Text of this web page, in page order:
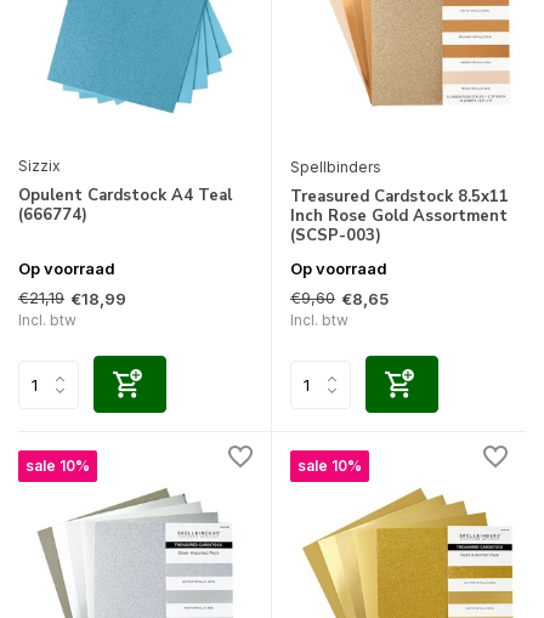
Sizzix
Opulent Cardstock A4 Teal
(666774)
Op voorraad
€21,19 €18,99
Incl. btw
Spellbinders
Treasured Cardstock 8.5x11
Inch Rose Gold Assortment
(SCSP-003)
Op voorraad
€9,60 €8,65
Incl. btw
sale 10% sale 10%